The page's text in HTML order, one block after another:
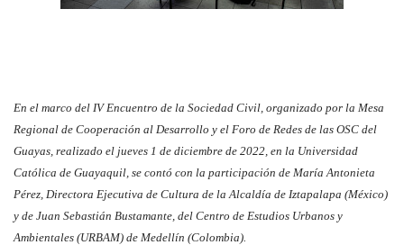
En el marco del IV Encuentro de la Sociedad Civil, organizado por la Mesa
Regional de Cooperación al Desarrollo y el Foro de Redes de las OSC del
Guayas, realizado el jueves 1 de diciembre de 2022, en la Universidad
Católica de Guayaquil, se contó con la participación de María Antonieta
Pérez, Directora Ejecutiva de Cultura de la Alcaldía de Iztapalapa (México)
y de Juan Sebastián Bustamante, del Centro de Estudios Urbanos y
Ambientales (URBAM) de Medellín (Colombia).